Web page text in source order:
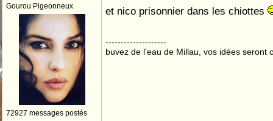
Gourou Pigeonneux
72927 messages postés
et nico prisonnier dans les chiottes
--------------------
buvez de l'eau de Millau, vos idées seront